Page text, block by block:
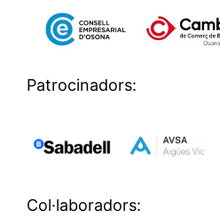
Patrocinadors:
Col·laboradors: